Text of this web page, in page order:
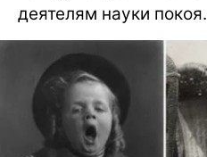
деятелям науки покоя.